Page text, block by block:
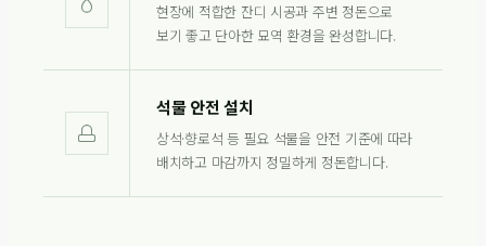
현장에 적합한 잔디 시공과 주변 정돈으로
보기 좋고 단아한 묘역 환경을 완성합니다.
석물 안전 설치
상석·향로석 등 필요 석물을 안전 기준에 따라
배치하고 마감까지 정밀하게 정돈합니다.